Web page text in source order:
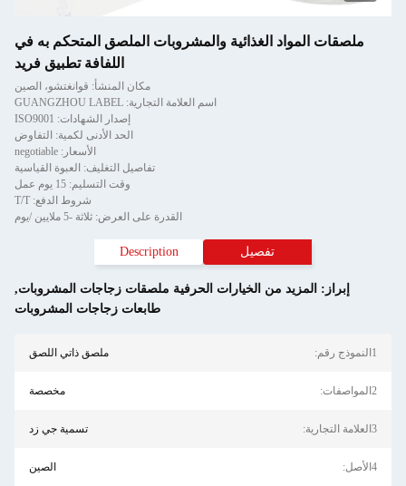
ملصقات المواد الغذائية والمشروبات الملصق المتحكم به في
اللفافة تطبيق فريد
مكان المنشأ: قوانغتشو، الصين
اسم العلامة التجارية: GUANGZHOU LABEL
إصدار الشهادات: ISO9001
الحد الأدنى لكمية: التفاوض
الأسعار: negotiable
تفاصيل التغليف: العبوة القياسية
وقت التسليم: 15 يوم عمل
شروط الدفع: T/T
القدرة على العرض: ثلاثة -5 ملايين /يوم
تفصيل Description
إبراز: المزيد من الخيارات الحرفية ملصقات زجاجات المشروبات,
طابعات زجاجات المشروبات
1النموذج رقم: ملصق ذاتي اللصق
2المواصفات: مخصصة
3العلامة التجارية: تسمية جي زد
4الأصل: الصين